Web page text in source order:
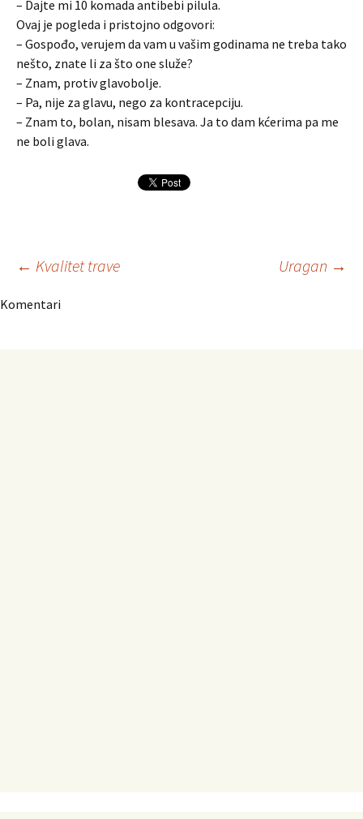
– Dajte mi 10 komada antibebi pilula.
Ovaj je pogleda i pristojno odgovori:
– Gospođo, verujem da vam u vašim godinama ne treba tako
nešto, znate li za što one služe?
– Znam, protiv glavobolje.
– Pa, nije za glavu, nego za kontracepciju.
– Znam to, bolan, nisam blesava. Ja to dam kćerima pa me
ne boli glava.
Navigacija
← Kvalitet trave Uragan →
Komentari